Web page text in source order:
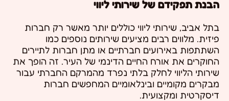
הבנת תפקידם של שירותי ליווי
בתל אביב, שירותי ליווי כוללים יותר מאשר רק חברות
פיזית. מלווים רבים מציעים שירותים נוספים כמו
השתתפות באירועים חברתיים או מתן חברות לתיירים
החוקרים את אורח החיים הדינמי של העיר. זה הופך את
שירותי הליווי לחלק בלתי נפרד מהמרקם החברתי עבור
מבקרים מקומיים ובינלאומיים המחפשים חברות
דיסקרטית ומקצועית.